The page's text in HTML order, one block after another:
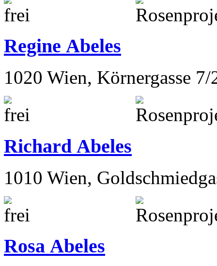
Regine Abeles
1020 Wien, Körnergasse 7/
Richard Abeles
1010 Wien,
Rosa Abeles